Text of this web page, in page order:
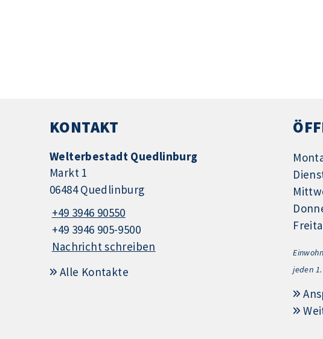
KONTAKT
Welterbestadt Quedlinburg
Markt 1
06484 Quedlinburg
+49 3946 90550
+49 3946 905-9500
Nachricht schreiben
Alle Kontakte
jeden 1.